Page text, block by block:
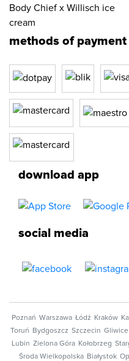
Body Chief x Willisch ice
cream
methods of payment
download app
social media
Poznań Warszawa Łódź Kraków
Toruń
Bydgoszcz Szczecin Gliwice
Lubin Zielona Góra Kołobrzeg
Środa Wielkopolska Białystok